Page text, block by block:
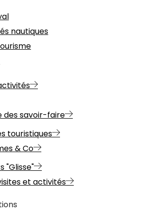
nautiques
des savoir-faire
touristiques
& Co
"Glisse"
et activités